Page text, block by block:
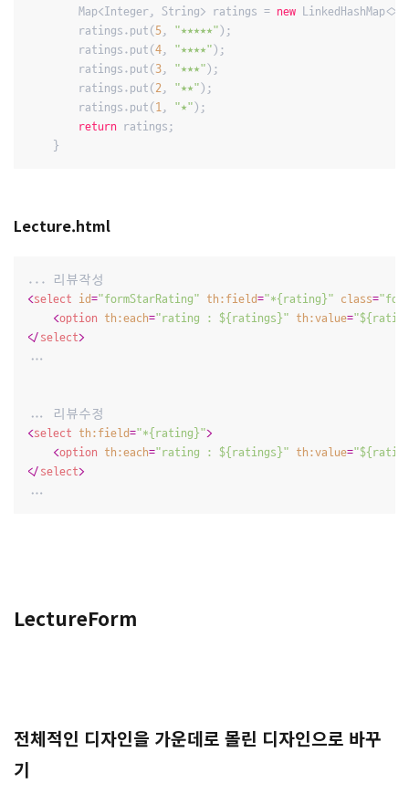
        Map<Integer, String> ratings =
new
        ratings.put(
5, "★★★★★" );
        ratings.put(
4, "★★★★" );
        ratings.put(
3, "★★★" );
        ratings.put(
2, "★★" );
        ratings.put(
1, "★" );
return ratings;
    }
Lecture.html
<select id="formStarRating" th:field="*{rating}" class=
<option th:each="rating : ${ratings}" th:value=
</ select>
...
<select th:field="*{rating}">
<option th:each="rating : ${ratings}" th:value=
</ select>
...
LectureForm
전체적인 디자인을 가운데로 몰린 디자인으로 바꾸
기